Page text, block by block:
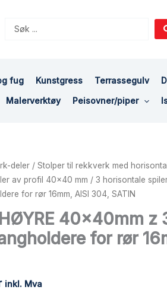
Search
fug Kunstgress Terrassegulv
Malerverktøy Peisovner/piper
deler/ Stolper til rekkverk med
av profil 40x40 mm / 3 horisontale
for rør 16mm, AISI 304, SATIN
40x40mm z
for rør
inkl. Mva